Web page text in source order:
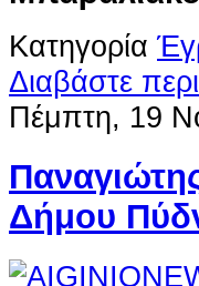
Κατηγορία
Διαβάστε
Πέμπτη, 19
Δήμου